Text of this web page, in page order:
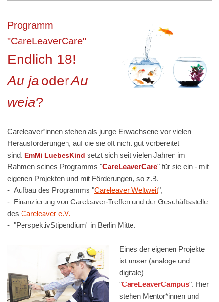
Programm
"CareLeaverCare"
Endlich 18!
Au jaoderAu
weia?
Careleaver*innen stehen als junge Erwachsene vor vielen
Herausforderungen, auf die sie oft nicht gut vorbereitet
sind. EmMi LuebesKind setzt sich seit vielen Jahren im
Rahmen seines Programms "CareLeaverCare" für sie ein - mit
eigenen Projekten und mit Förderungen, so z.B.
- Aufbau des Programms "Careleaver Weltweit",
- Finanzierung von Careleaver-Treffen und der Geschäftsstelle
des Careleaver e.V.
- "PerspektivStipendium" in Berlin Mitte.
Eines der eigenen Projekte
ist unser (analoge und
digitale)
"CareLeaverCampus". Hier
stehen Mentor*innen und